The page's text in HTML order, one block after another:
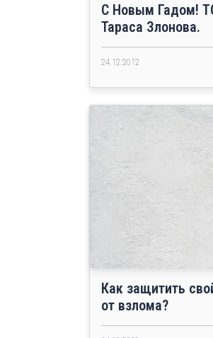
C Новым Гадом!
Тараса Злонова.
24.12.2012
Как защитить
от взлома?